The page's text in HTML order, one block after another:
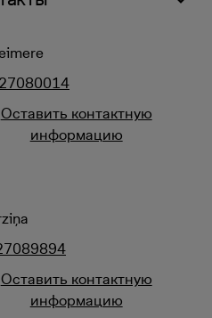
Oставить контактную
информацию
Oставить контактную
информацию